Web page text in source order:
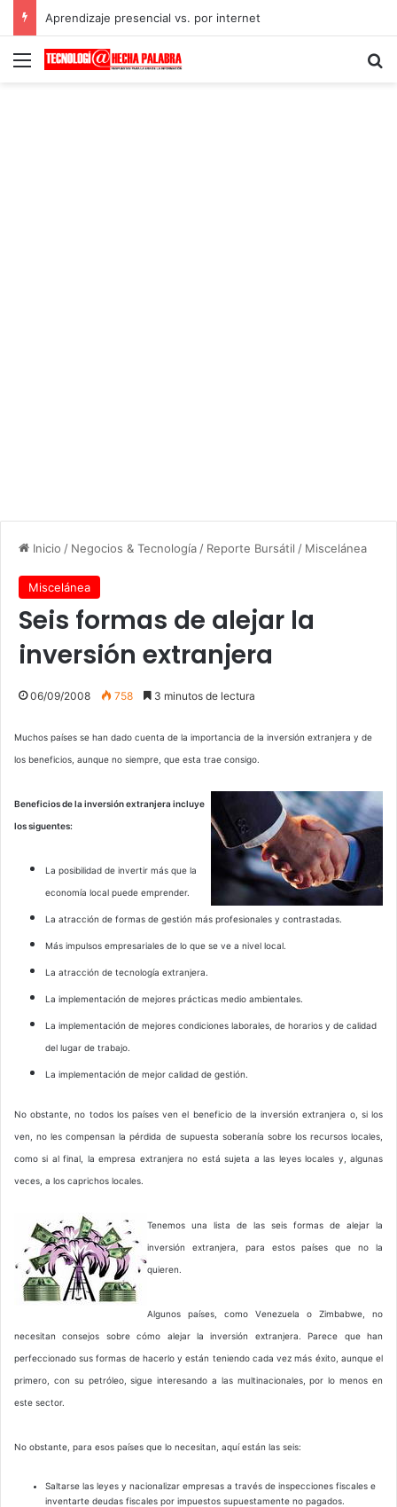
Aprendizaje presencial vs. por internet
Menú
Inicio / Negocios & Tecnología / Reporte Bursátil / Miscelánea
Miscelánea
Seis formas de alejar la
inversión extranjera
06/09/2008 758 3 minutos de lectura
Muchos países se han dado cuenta de la importancia de la inversión extranjera y de
los beneficios, aunque no siempre, que esta trae consigo.
Beneficios de la inversión extranjera incluye
los siguentes:
La posibilidad de invertir más que la
economía local puede emprender.
La atracción de formas de gestión más profesionales y contrastadas.
Más impulsos empresariales de lo que se ve a nivel local.
La atracción de tecnología extranjera.
La implementación de mejores prácticas medio ambientales.
La implementación de mejores condiciones laborales, de horarios y de calidad
del lugar de trabajo.
La implementación de mejor calidad de gestión.
No obstante, no todos los países ven el beneficio de la inversión extranjera o, si los
ven, no les compensan la pérdida de supuesta soberanía sobre los recursos locales,
como si al final, la empresa extranjera no está sujeta a las leyes locales y, algunas
veces, a los caprichos locales.
Tenemos una lista de las seis formas de alejar la
inversión extranjera, para estos países que no la
quieren.
Algunos países, como Venezuela o Zimbabwe, no
necesitan consejos sobre cómo alejar la inversión extranjera. Parece que han
perfeccionado sus formas de hacerlo y están teniendo cada vez más éxito, aunque el
primero, con su petróleo, sigue interesando a las multinacionales, por lo menos en
este sector.
No obstante, para esos países que lo necesitan, aquí están las seis:
Saltarse las leyes y nacionalizar empresas a través de inspecciones fiscales e
inventarte deudas fiscales por impuestos supuestamente no pagados.